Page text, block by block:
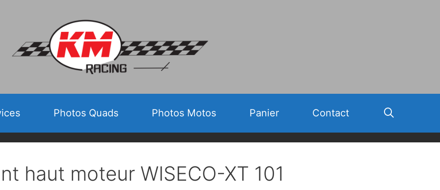
Photos Quads Photos Motos Panier Contact
haut moteur WISECO-XT 101